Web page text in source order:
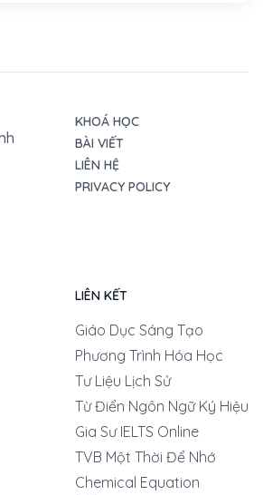
KHOÁ HỌC
BÀI VIẾT
LIÊN HỆ
PRIVACY POLICY
LIÊN KẾT
Giáo Dục Sáng Tạo
Phương Trình Hóa Học
Tư Liệu Lịch Sử
Từ Điển Ngôn Ngữ Ký Hiệu
Gia Sư IELTS Online
TVB Một Thời Để Nhớ
Chemical Equation